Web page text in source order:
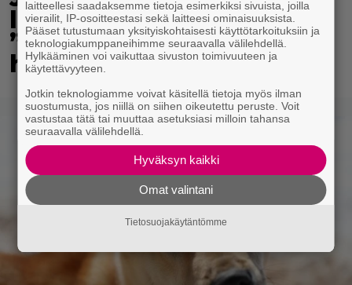
lapsikatraansa yhteen –
”Minun suurin perintöni
heille”
laitteellesi saadaksemme tietoja esimerkiksi sivuista, joilla
vierailit, IP-osoitteestasi sekä laitteesi ominaisuuksista.
Pääset tutustumaan yksityiskohtaisesti käyttötarkoituksiin ja
teknologiakumppaneihimme seuraavalla välilehdellä.
Hylkääminen voi vaikuttaa sivuston toimivuuteen ja
käytettävyyteen.
Jotkin teknologiamme voivat käsitellä tietoja myös ilman
suostumusta, jos niillä on siihen oikeutettu peruste. Voit
vastustaa tätä tai muuttaa asetuksiasi milloin tahansa
seuraavalla välilehdellä.
Hyväksyn kaikki
Omat valintani
Tietosuojakäytäntömme